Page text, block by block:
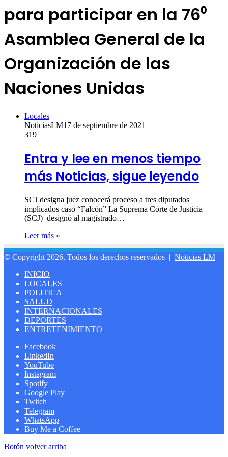
para participar en la 76⁰
Asamblea General de la
Organización de las
Naciones Unidas
Locales
NoticiasLM17 de septiembre de 2021
319
Entra y lee en menos tiempo
más Noticias, sigue leyendo
SCJ designa juez conocerá proceso a tres diputados
implicados caso “Falcón” La Suprema Corte de Justicia
(SCJ) designó al magistrado…
Leer más »
© Copyright 2026, Todos los derechos reservados | Noticias LM
INICIO
LOCALES
POLITICA
SALUD
INTERNACIONALES
DEPORTES
ENTRETENIMIENTO
Facebook
LinkedIn
YouTube
Instagram
Spotify
Google Play
Twitch
Telegram
WhatsApp
Buy Me a Coffee
Botón volver arriba